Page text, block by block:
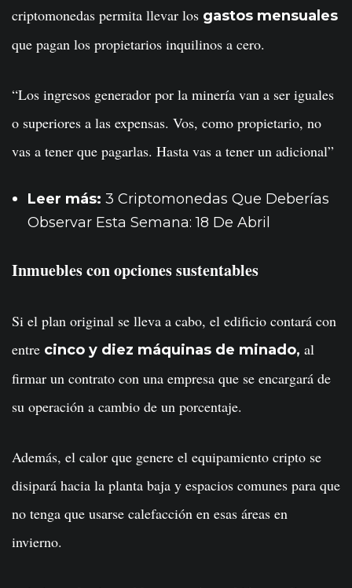
criptomonedas permita llevar los gastos mensuales
que pagan los propietarios inquilinos a cero.
“Los ingresos generador por la minería van a ser iguales
o superiores a las expensas. Vos, como propietario, no
vas a tener que pagarlas. Hasta vas a tener un adicional”
Leer más: 3 Criptomonedas Que Deberías
Observar Esta Semana: 18 De Abril
Inmuebles con opciones sustentables
Si el plan original se lleva a cabo, el edificio contará con
entre cinco y diez máquinas de minado, al
firmar un contrato con una empresa que se encargará de
su operación a cambio de un porcentaje.
Además, el calor que genere el equipamiento cripto se
disipará hacia la planta baja y espacios comunes para que
no tenga que usarse calefacción en esas áreas en
invierno.